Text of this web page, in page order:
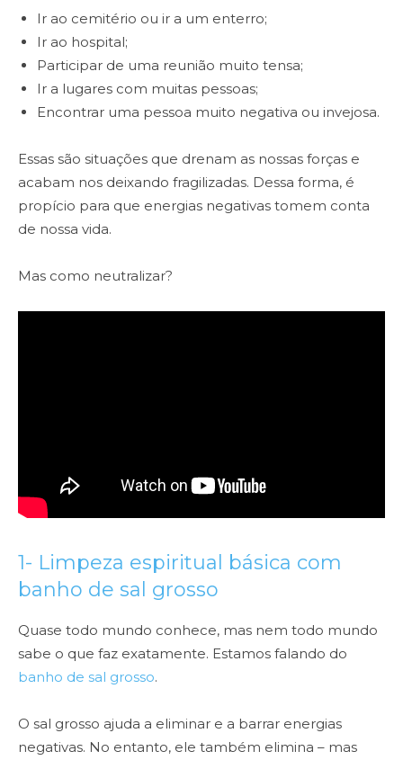
Ir ao cemitério ou ir a um enterro;
Ir ao hospital;
Participar de uma reunião muito tensa;
Ir a lugares com muitas pessoas;
Encontrar uma pessoa muito negativa ou invejosa.
Essas são situações que drenam as nossas forças e
acabam nos deixando fragilizadas. Dessa forma, é
propício para que energias negativas tomem conta
de nossa vida.
Mas como neutralizar?
1- Limpeza espiritual básica com
banho de sal grosso
Quase todo mundo conhece, mas nem todo mundo
sabe o que faz exatamente. Estamos falando do
banho de sal grosso.
O sal grosso ajuda a eliminar e a barrar energias
negativas. No entanto, ele também elimina – mas